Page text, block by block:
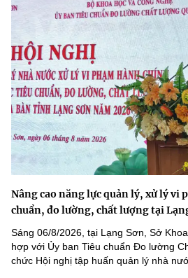
Nâng cao năng lực quản lý, xử lý vi
chuẩn, đo lường, chất lượng tại
Sáng 06/8/2026, tại Lạng Sơn, Sở
hợp với Ủy ban Tiêu chuẩn Đo lường
chức Hội nghị tập huấn quản lý nhà